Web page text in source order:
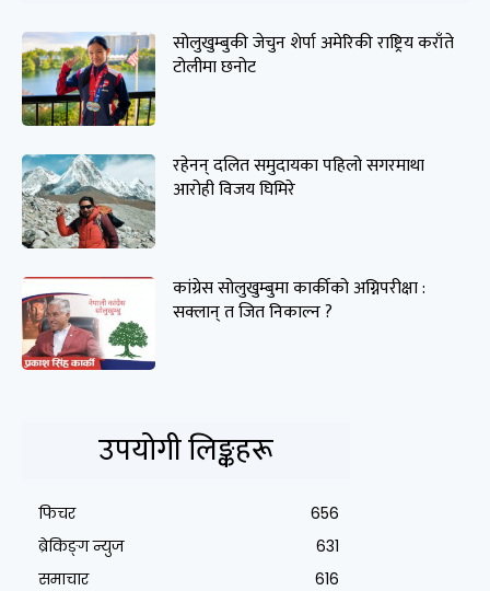
सोलुखुम्बुकी जेचुन शेर्पा अमेरिकी राष्ट्रिय कराँते
टोलीमा छनोट
रहेनन् दलित समुदायका पहिलो सगरमाथा
आरोही विजय घिमिरे
कांग्रेस सोलुखुम्बुमा कार्कीको अग्निपरीक्षा :
सक्लान् त जित निकाल्न ?
उपयोगी लिङ्कहरू
फिचर
656
ब्रेकिङ्ग न्युज
631
समाचार
616